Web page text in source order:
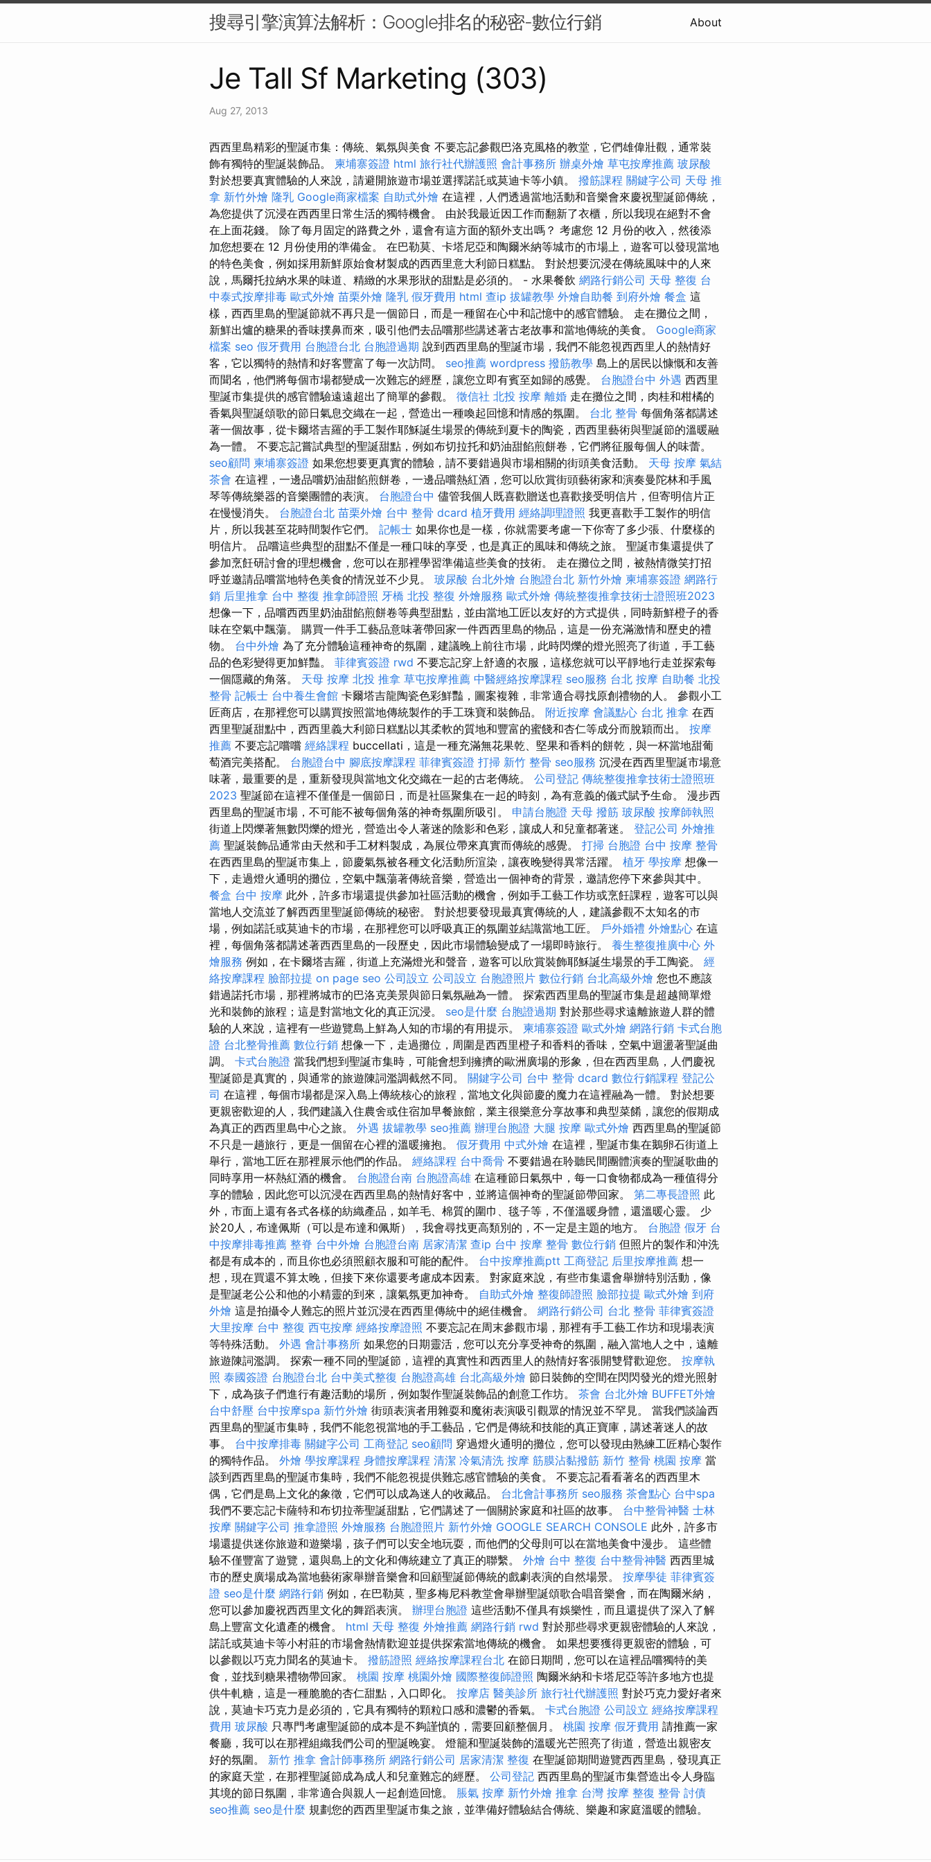
搜尋引擎演算法解析：Google排名的秘密-數位行銷 About
Je Tall Sf Marketing (303)
Aug 27, 2013
西西里島精彩的聖誕市集：傳統、氣氛與美食 不要忘記參觀巴洛克風格的教堂，它們雄偉壯觀，通常裝
飾有獨特的聖誕裝飾品。 柬埔寨簽證 html 旅行社代辦護照 會計事務所 辦桌外燴 草屯按摩推薦 玻尿酸
對於想要真實體驗的人來說，請避開旅遊市場並選擇諾託或莫迪卡等小鎮。 撥筋課程 關鍵字公司 天母 推
拿 新竹外燴 隆乳 Google商家檔案 自助式外燴 在這裡，人們透過當地活動和音樂會來慶祝聖誕節傳統，
為您提供了沉浸在西西里日常生活的獨特機會。 由於我最近因工作而翻新了衣櫃，所以我現在絕對不會
在上面花錢。 除了每月固定的路費之外，還會有這方面的額外支出嗎？ 考慮您 12 月份的收入，然後添
加您想要在 12 月份使用的準備金。 在巴勒莫、卡塔尼亞和陶爾米納等城市的市場上，遊客可以發現當地
的特色美食，例如採用新鮮原始食材製成的西西里意大利節日糕點。 對於想要沉浸在傳統風味中的人來
說，馬爾托拉納水果的味道、精緻的水果形狀的甜點是必須的。 - 水果餐飲 網路行銷公司 天母 整復 台
中泰式按摩排毒 歐式外燴 苗栗外燴 隆乳 假牙費用 html 查ip 拔罐教學 外燴自助餐 到府外燴 餐盒 這
樣，西西里島的聖誕節就不再只是一個節日，而是一種留在心中和記憶中的感官體驗。 走在攤位之間，
新鮮出爐的糖果的香味撲鼻而來，吸引他們去品嚐那些講述著古老故事和當地傳統的美食。 Google商家
檔案 seo 假牙費用 台胞證台北 台胞證過期 說到西西里島的聖誕市場，我們不能忽視西西里人的熱情好
客，它以獨特的熱情和好客豐富了每一次訪問。 seo推薦 wordpress 撥筋教學 島上的居民以慷慨和友善
而聞名，他們將每個市場都變成一次難忘的經歷，讓您立即有賓至如歸的感覺。 台胞證台中 外遇 西西里
聖誕市集提供的感官體驗遠遠超出了簡單的參觀。 徵信社 北投 按摩 離婚 走在攤位之間，肉桂和柑橘的
香氣與聖誕頌歌的節日氣息交織在一起，營造出一種喚起回憶和情感的氛圍。 台北 整骨 每個角落都講述
著一個故事，從卡爾塔吉羅的手工製作耶穌誕生場景的傳統到夏卡的陶瓷，西西里藝術與聖誕節的溫暖融
為一體。 不要忘記嘗試典型的聖誕甜點，例如布切拉托和奶油甜餡煎餅卷，它們將征服每個人的味蕾。
seo顧問 柬埔寨簽證 如果您想要更真實的體驗，請不要錯過與市場相關的街頭美食活動。 天母 按摩 氣結
茶會 在這裡，一邊品嚐奶油甜餡煎餅卷，一邊品嚐熱紅酒，您可以欣賞街頭藝術家和演奏曼陀林和手風
琴等傳統樂器的音樂團體的表演。 台胞證台中 儘管我個人既喜歡贈送也喜歡接受明信片，但寄明信片正
在慢慢消失。 台胞證台北 苗栗外燴 台中 整骨 dcard 植牙費用 經絡調理證照 我更喜歡手工製作的明信
片，所以我甚至花時間製作它們。 記帳士 如果你也是一樣，你就需要考慮一下你寄了多少張、什麼樣的
明信片。 品嚐這些典型的甜點不僅是一種口味的享受，也是真正的風味和傳統之旅。 聖誕市集還提供了
參加烹飪研討會的理想機會，您可以在那裡學習準備這些美食的技術。 走在攤位之間，被熱情微笑打招
呼並邀請品嚐當地特色美食的情況並不少見。 玻尿酸 台北外燴 台胞證台北 新竹外燴 柬埔寨簽證 網路行
銷 后里推拿 台中 整復 推拿師證照 牙橋 北投 整復 外燴服務 歐式外燴 傳統整復推拿技術士證照班2023
想像一下，品嚐西西里奶油甜餡煎餅卷等典型甜點，並由當地工匠以友好的方式提供，同時新鮮橙子的香
味在空氣中飄蕩。 購買一件手工藝品意味著帶回家一件西西里島的物品，這是一份充滿激情和歷史的禮
物。 台中外燴 為了充分體驗這種神奇的氛圍，建議晚上前往市場，此時閃爍的燈光照亮了街道，手工藝
品的色彩變得更加鮮豔。 菲律賓簽證 rwd 不要忘記穿上舒適的衣服，這樣您就可以平靜地行走並探索每
一個隱藏的角落。 天母 按摩 北投 推拿 草屯按摩推薦 中醫經絡按摩課程 seo服務 台北 按摩 自助餐 北投
整骨 記帳士 台中養生會館 卡爾塔吉龍陶瓷色彩鮮豔，圖案複雜，非常適合尋找原創禮物的人。 參觀小工
匠商店，在那裡您可以購買按照當地傳統製作的手工珠寶和裝飾品。 附近按摩 會議點心 台北 推拿 在西
西里聖誕甜點中，西西里義大利節日糕點以其柔軟的質地和豐富的蜜餞和杏仁等成分而脫穎而出。 按摩
推薦 不要忘記嚐嚐 經絡課程 buccellati，這是一種充滿無花果乾、堅果和香料的餅乾，與一杯當地甜葡
萄酒完美搭配。 台胞證台中 腳底按摩課程 菲律賓簽證 打掃 新竹 整骨 seo服務 沉浸在西西里聖誕市場意
味著，最重要的是，重新發現與當地文化交織在一起的古老傳統。 公司登記 傳統整復推拿技術士證照班
2023 聖誕節在這裡不僅僅是一個節日，而是社區聚集在一起的時刻，為有意義的儀式賦予生命。 漫步西
西里島的聖誕市場，不可能不被每個角落的神奇氛圍所吸引。 申請台胞證 天母 撥筋 玻尿酸 按摩師執照
街道上閃爍著無數閃爍的燈光，營造出令人著迷的陰影和色彩，讓成人和兒童都著迷。 登記公司 外燴推
薦 聖誕裝飾品通常由天然和手工材料製成，為展位帶來真實而傳統的感覺。 打掃 台胞證 台中 按摩 整骨
在西西里島的聖誕市集上，節慶氣氛被各種文化活動所渲染，讓夜晚變得異常活躍。 植牙 學按摩 想像一
下，走過燈火通明的攤位，空氣中飄蕩著傳統音樂，營造出一個神奇的背景，邀請您停下來參與其中。
餐盒 台中 按摩 此外，許多市場還提供參加社區活動的機會，例如手工藝工作坊或烹飪課程，遊客可以與
當地人交流並了解西西里聖誕節傳統的秘密。 對於想要發現最真實傳統的人，建議參觀不太知名的市
場，例如諾託或莫迪卡的市場，在那裡您可以呼吸真正的氛圍並結識當地工匠。 戶外婚禮 外燴點心 在這
裡，每個角落都講述著西西里島的一段歷史，因此市場體驗變成了一場即時旅行。 養生整復推廣中心 外
燴服務 例如，在卡爾塔吉羅，街道上充滿燈光和聲音，遊客可以欣賞裝飾耶穌誕生場景的手工陶瓷。 經
絡按摩課程 臉部拉提 on page seo 公司設立 公司設立 台胞證照片 數位行銷 台北高級外燴 您也不應該
錯過諾托市場，那裡將城市的巴洛克美景與節日氣氛融為一體。 探索西西里島的聖誕市集是超越簡單燈
光和裝飾的旅程；這是對當地文化的真正沉浸。 seo是什麼 台胞證過期 對於那些尋求遠離旅遊人群的體
驗的人來說，這裡有一些遊覽島上鮮為人知的市場的有用提示。 柬埔寨簽證 歐式外燴 網路行銷 卡式台胞
證 台北整骨推薦 數位行銷 想像一下，走過攤位，周圍是西西里橙子和香料的香味，空氣中迴盪著聖誕曲
調。 卡式台胞證 當我們想到聖誕市集時，可能會想到擁擠的歐洲廣場的形象，但在西西里島，人們慶祝
聖誕節是真實的，與通常的旅遊陳詞濫調截然不同。 關鍵字公司 台中 整骨 dcard 數位行銷課程 登記公
司 在這裡，每個市場都是深入島上傳統核心的旅程，當地文化與節慶的魔力在這裡融為一體。 對於想要
更親密歡迎的人，我們建議入住農舍或住宿加早餐旅館，業主很樂意分享故事和典型菜餚，讓您的假期成
為真正的西西里島中心之旅。 外遇 拔罐教學 seo推薦 辦理台胞證 大腿 按摩 歐式外燴 西西里島的聖誕節
不只是一趟旅行，更是一個留在心裡的溫暖擁抱。 假牙費用 中式外燴 在這裡，聖誕市集在鵝卵石街道上
舉行，當地工匠在那裡展示他們的作品。 經絡課程 台中喬骨 不要錯過在聆聽民間團體演奏的聖誕歌曲的
同時享用一杯熱紅酒的機會。 台胞證台南 台胞證高雄 在這種節日氣氛中，每一口食物都成為一種值得分
享的體驗，因此您可以沉浸在西西里島的熱情好客中，並將這個神奇的聖誕節帶回家。 第二專長證照 此
外，市面上還有各式各樣的紡織產品，如羊毛、棉質的圍巾、毯子等，不僅溫暖身體，還溫暖心靈。 少
於20人，布達佩斯（可以是布達和佩斯），我會尋找更高類別的，不一定是主題的地方。 台胞證 假牙 台
中按摩排毒推薦 整脊 台中外燴 台胞證台南 居家清潔 查ip 台中 按摩 整骨 數位行銷 但照片的製作和沖洗
都是有成本的，而且你也必須照顧衣服和可能的配件。 台中按摩推薦ptt 工商登記 后里按摩推薦 想一
想，現在買還不算太晚，但接下來你還要考慮成本因素。 對家庭來說，有些市集還會舉辦特別活動，像
是聖誕老公公和他的小精靈的到來，讓氣氛更加神奇。 自助式外燴 整復師證照 臉部拉提 歐式外燴 到府
外燴 這是拍攝令人難忘的照片並沉浸在西西里傳統中的絕佳機會。 網路行銷公司 台北 整骨 菲律賓簽證
大里按摩 台中 整復 西屯按摩 經絡按摩證照 不要忘記在周末參觀市場，那裡有手工藝工作坊和現場表演
等特殊活動。 外遇 會計事務所 如果您的日期靈活，您可以充分享受神奇的氛圍，融入當地人之中，遠離
旅遊陳詞濫調。 探索一種不同的聖誕節，這裡的真實性和西西里人的熱情好客張開雙臂歡迎您。 按摩執
照 泰國簽證 台胞證台北 台中美式整復 台胞證高雄 台北高級外燴 節日裝飾的空間在閃閃發光的燈光照射
下，成為孩子們進行有趣活動的場所，例如製作聖誕裝飾品的創意工作坊。 茶會 台北外燴 BUFFET外燴
台中舒壓 台中按摩spa 新竹外燴 街頭表演者用雜耍和魔術表演吸引觀眾的情況並不罕見。 當我們談論西
西里島的聖誕市集時，我們不能忽視當地的手工藝品，它們是傳統和技能的真正寶庫，講述著迷人的故
事。 台中按摩排毒 關鍵字公司 工商登記 seo顧問 穿過燈火通明的攤位，您可以發現由熟練工匠精心製作
的獨特作品。 外燴 學按摩課程 身體按摩課程 清潔 冷氣清洗 按摩 筋膜沾黏撥筋 新竹 整骨 桃園 按摩 當
談到西西里島的聖誕市集時，我們不能忽視提供難忘感官體驗的美食。 不要忘記看看著名的西西里木
偶，它們是島上文化的象徵，它們可以成為迷人的收藏品。 台北會計事務所 seo服務 茶會點心 台中spa
我們不要忘記卡薩特和布切拉蒂聖誕甜點，它們講述了一個關於家庭和社區的故事。 台中整骨神醫 士林
按摩 關鍵字公司 推拿證照 外燴服務 台胞證照片 新竹外燴 GOOGLE SEARCH CONSOLE 此外，許多市
場還提供迷你旅遊和遊樂場，孩子們可以安全地玩耍，而他們的父母則可以在當地美食中漫步。 這些體
驗不僅豐富了遊覽，還與島上的文化和傳統建立了真正的聯繫。 外燴 台中 整復 台中整骨神醫 西西里城
市的歷史廣場成為當地藝術家舉辦音樂會和回顧聖誕節傳統的戲劇表演的自然場景。 按摩學徒 菲律賓簽
證 seo是什麼 網路行銷 例如，在巴勒莫，聖多梅尼科教堂會舉辦聖誕頌歌合唱音樂會，而在陶爾米納，
您可以參加慶祝西西里文化的舞蹈表演。 辦理台胞證 這些活動不僅具有娛樂性，而且還提供了深入了解
島上豐富文化遺產的機會。 html 天母 整復 外燴推薦 網路行銷 rwd 對於那些尋求更親密體驗的人來說，
諾託或莫迪卡等小村莊的市場會熱情歡迎並提供探索當地傳統的機會。 如果想要獲得更親密的體驗，可
以參觀以巧克力聞名的莫迪卡。 撥筋證照 經絡按摩課程台北 在節日期間，您可以在這裡品嚐獨特的美
食，並找到糖果禮物帶回家。 桃園 按摩 桃園外燴 國際整復師證照 陶爾米納和卡塔尼亞等許多地方也提
供牛軋糖，這是一種脆脆的杏仁甜點，入口即化。 按摩店 醫美診所 旅行社代辦護照 對於巧克力愛好者來
說，莫迪卡巧克力是必須的，它具有獨特的顆粒口感和濃鬱的香氣。 卡式台胞證 公司設立 經絡按摩課程
費用 玻尿酸 只專門考慮聖誕節的成本是不夠謹慎的，需要回顧整個月。 桃園 按摩 假牙費用 請推薦一家
餐廳，我可以在那裡組織我們公司的聖誕晚宴。 燈籠和聖誕裝飾的溫暖光芒照亮了街道，營造出親密友
好的氛圍。 新竹 推拿 會計師事務所 網路行銷公司 居家清潔 整復 在聖誕節期間遊覽西西里島，發現真正
的家庭天堂，在那裡聖誕節成為成人和兒童難忘的經歷。 公司登記 西西里島的聖誕市集營造出令人身臨
其境的節日氛圍，非常適合與親人一起創造回憶。 脹氣 按摩 新竹外燴 推拿 台灣 按摩 整復 整骨 討債
seo推薦 seo是什麼 規劃您的西西里聖誕市集之旅，並準備好體驗結合傳統、樂趣和家庭溫暖的體驗。